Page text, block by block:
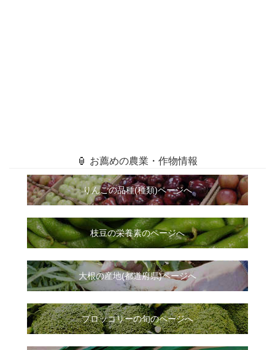
🏮 お薦めの農業・作物情報
りんごの品種(種類)ページへ
枝豆の栄養素のページへ
大根の産地(都道府県)ページへ
ブロッコリーの旬のページへ